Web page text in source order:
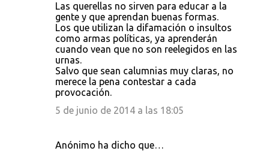
Las querellas no sirven para educar a la
gente y que aprendan buenas formas.
Los que utilizan la difamación o insultos
como armas políticas, ya aprenderán
cuando vean que no son reelegidos en las
urnas.
Salvo que sean calumnias muy claras, no
merece la pena contestar a cada
provocación.
5 de junio de 2014 a las 18:05
Anónimo ha dicho que…